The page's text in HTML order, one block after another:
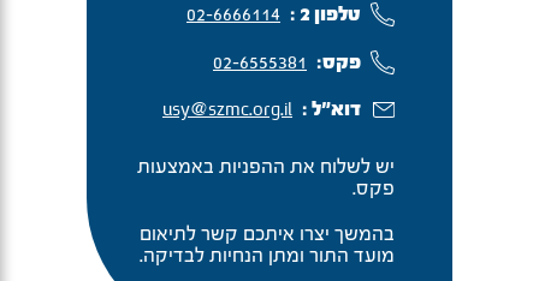
טלפון 2 : 02-6666114
פקס: 02-6555381
דוא"ל : usy@szmc.org.il
יש לשלוח את ההפניות באמצעות
פקס.
בהמשך יצרו איתכם קשר לתיאום
מועד התור ומתן הנחיות לבדיקה.